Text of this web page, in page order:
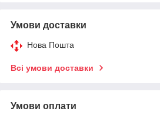
Умови доставки
Нова Пошта
Всі умови доставки
Умови оплати